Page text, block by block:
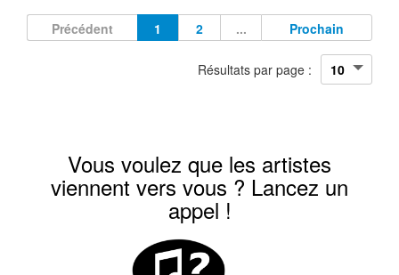
Précédent 1 2 ... Prochain
Résultats par page :
Vous voulez que les artistes
viennent vers vous ? Lancez un
appel !